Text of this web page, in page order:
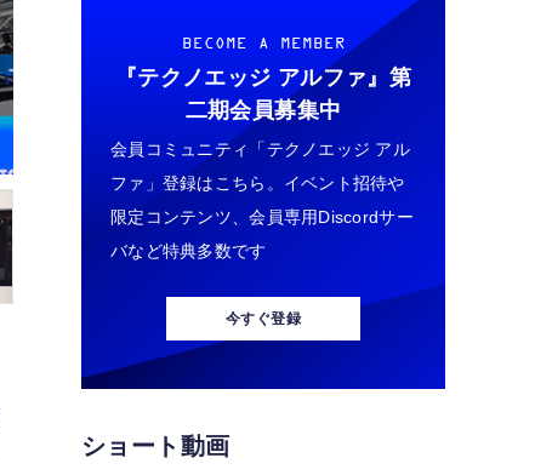
BECOME A MEMBER
『テクノエッジ アルファ』 第
二期会員募集中
会員コミュニティ「テクノエッジ アル
ファ」登録はこちら。イベント招待や
限定コンテンツ、会員専用Discordサー
バなど特典多数です
今すぐ登録
ショート動画